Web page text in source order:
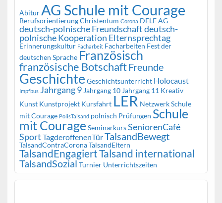
Abitur AG Schule mit Courage
BerufsorientierungChristentum Corona DELF AG
deutsch-polnische Freundschaftdeutsch-
polnische Kooperation Elternsprechtag
Erinnerungskultur Facharbeit Facharbeiten Fest der
deutschen Sprache Französisch
französische BotschaftFreunde
Geschichte Geschichtsunterricht Holocaust
Impfbus Jahrgang 9 Jahrgang 10 Jahrgang 11 Kreativ
Kunst Kunstprojekt Kursfahrt LER Netzwerk Schule
mit Courage PolisTalsand polnisch Prüfungen Schule
mit Courage SeminarkursSeniorenCafé
Sport TagderoffenenTürTalsandBewegt
TalsandContraCoronaTalsandEltern
TalsandEngagiertTalsand international
TalsandSozial Turnier Unterrichtszeiten